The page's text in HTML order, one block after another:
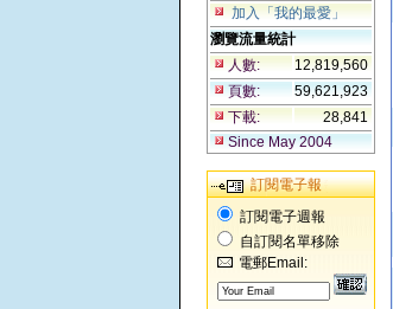
加入「我的最愛」
瀏覽流量統計
人數:
12,819,560
頁數:
59,621,923
下載:
28,841
Since May 2004
訂閱電子報
訂閱電子週報
自訂閱名單移除
電郵Email: